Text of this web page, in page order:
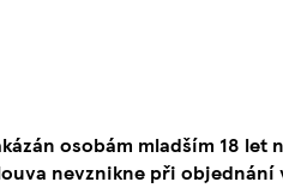
osobám mladším 18 let
nevznikne při objednání